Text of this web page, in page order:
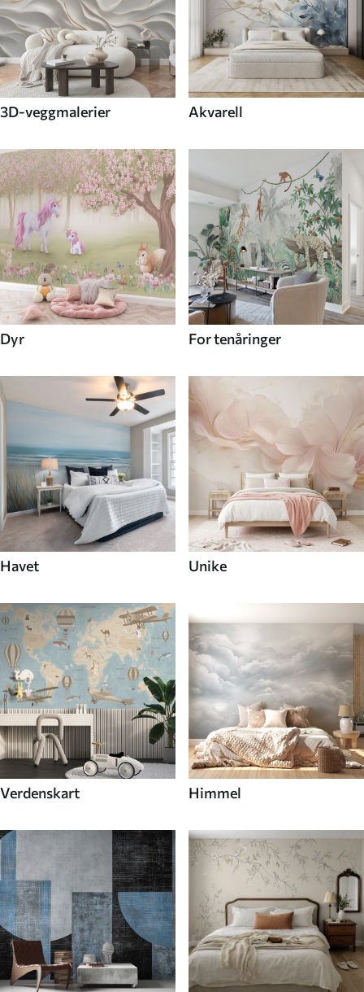
3D-veggmalerier Akvarell
Dyr For tenåringer
Havet Unike
Verdenskart Himmel